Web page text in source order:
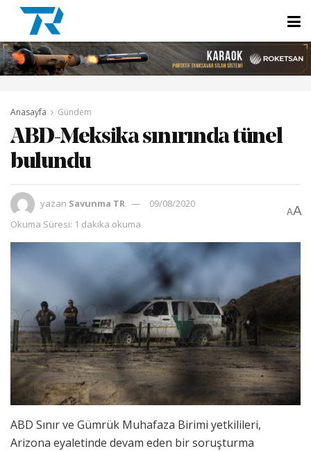
Anasayfa Gündem
ABD-Meksika sınırında tünel
bulundu
yazan Savunma TR
09/08/2020
Okuma Süresi: 1 dakika okuma
AA
ABD Sınır ve Gümrük Muhafaza Birimi yetkilileri,
Arizona eyaletinde devam eden bir soruşturma